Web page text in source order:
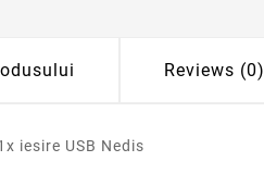
Reviews (0)
iesire USB Nedis